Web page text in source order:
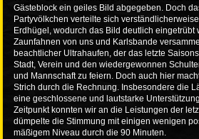
Gästeblock ein geiles Bild abgegeben. Doch
Partyvölkchen verteilte sich
Erdhügel, wodurch das Bild deutlich eingetrübt
Zaunfahnen von uns und Karlsbande
beachtlicher Ultrahaufen, der das letzte
Stadt, Verein und den wiedergewonnen
und Mannschaft zu feiern. Doch auch hier
Strich durch die Rechnung. Insbesondere die
eine geschlossene und lautstarke
Zeitpunkt konnten wir an die Leistungen der
dümpelte die Stimmung mit einigen wenigen
mäßigem Niveau durch die 90 Minuten.